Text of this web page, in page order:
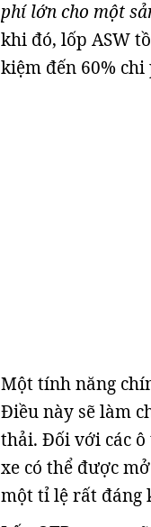
phí lớn cho một
khi đó, lốp ASW
kiệm đến 60% chi
Một tính năng
Điều này sẽ làm
thải. Đối với các
xe có thể được
một tỉ lệ rất đáng